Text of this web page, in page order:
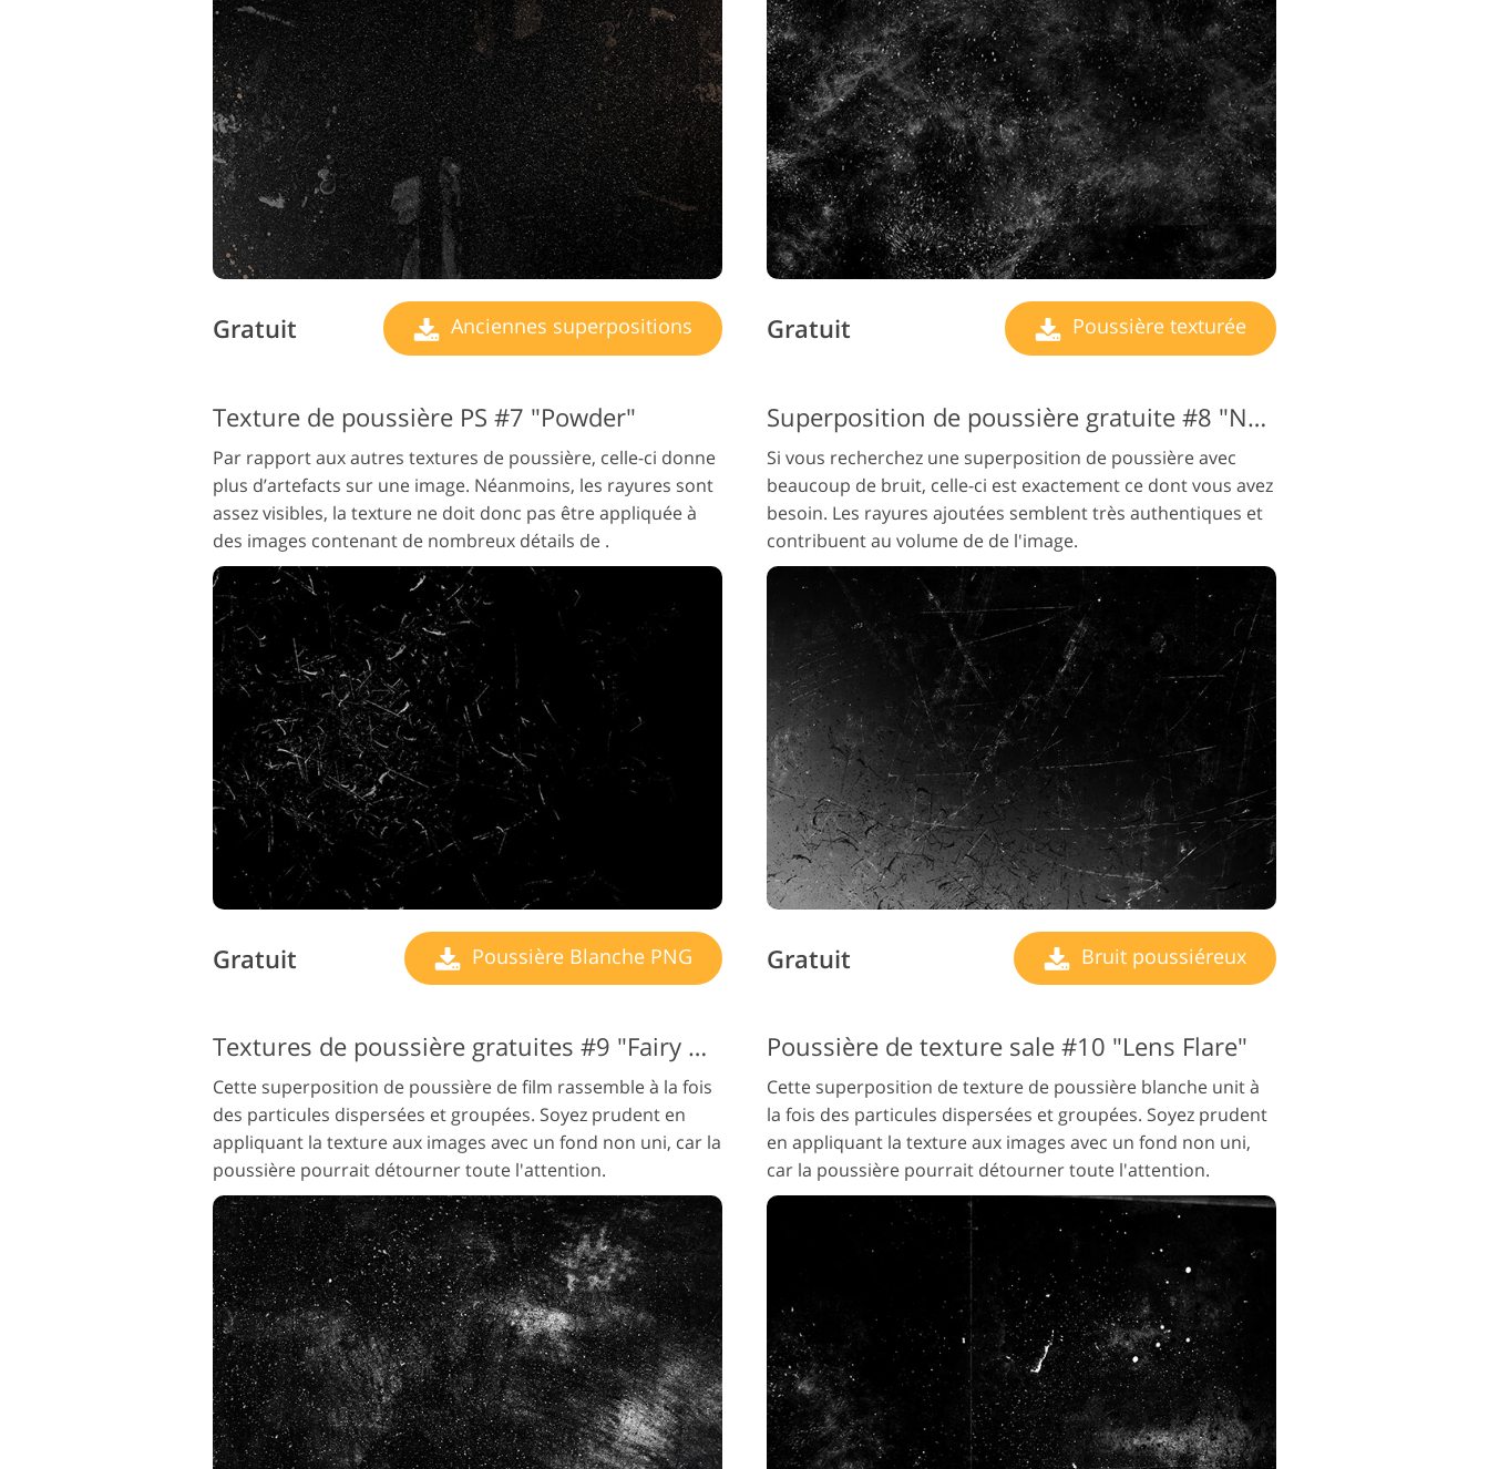
Gratuit Anciennes superpositions Gratuit Poussière texturée
Texture de poussière PS #7 "Powder"
Par rapport aux autres textures de poussière, celle-ci donne
plus d’artefacts sur une image. Néanmoins, les rayures sont
assez visibles, la texture ne doit donc pas être appliquée à
des images contenant de nombreux détails de .
Gratuit Poussière Blanche PNG
Superposition de poussière gratuite #8 "Noise"
Si vous recherchez une superposition de poussière avec
beaucoup de bruit, celle-ci est exactement ce dont vous avez
besoin. Les rayures ajoutées semblent très authentiques et
contribuent au volume de de l'image.
Gratuit Bruit poussiéreux
Textures de poussière gratuites #9 "Fairy Dust"
Cette superposition de poussière de film rassemble à la fois
des particules dispersées et groupées. Soyez prudent en
appliquant la texture aux images avec un fond non uni, car la
poussière pourrait détourner toute l'attention.
Poussière de texture sale #10 "Lens Flare"
Cette superposition de texture de poussière blanche unit à
la fois des particules dispersées et groupées. Soyez prudent
en appliquant la texture aux images avec un fond non uni,
car la poussière pourrait détourner toute l'attention.